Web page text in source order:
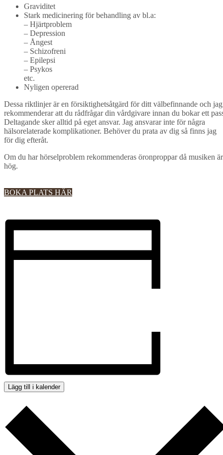
Graviditet
Stark medicinering för behandling av bl.a:
– Hjärtproblem
– Depression
– Ångest
– Schizofreni
– Epilepsi
– Psykos
etc.
Nyligen opererad
Dessa riktlinjer är en försiktighetsåtgärd för ditt välbefinnande och jag
rekommenderar att du rådfrågar din vårdgivare innan du bokar ett
Deltagande sker alltid på eget ansvar. Jag ansvarar inte för några
hälsorelaterade komplikationer. Behöver du prata av dig så finns jag
för dig efteråt.
Om du har hörselproblem rekommenderas öronproppar då musiken är
hög.
BOKA PLATS HÄR
Lägg till i kalender